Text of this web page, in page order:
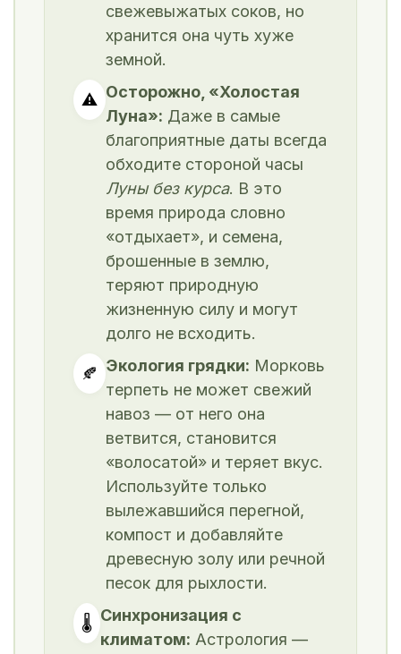
свежевыжатых соков, но
хранится она чуть хуже
земной.
⚠️ Осторожно, «Холостая
Луна»: Даже в самые
благоприятные даты всегда
обходите стороной часы
Луны без курса. В это
время природа словно
«отдыхает», и семена,
брошенные в землю,
теряют природную
жизненную силу и могут
долго не всходить.
🍂 Экология грядки: Морковь
терпеть не может свежий
навоз — от него она
ветвится, становится
«волосатой» и теряет вкус.
Используйте только
вылежавшийся перегной,
компост и добавляйте
древесную золу или речной
песок для рыхлости.
🌡️ Синхронизация с
климатом: Астрология —